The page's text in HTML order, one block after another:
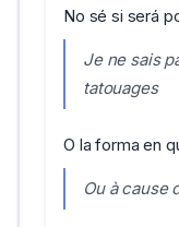
No sé si será
Je ne sais
tatouages
O la forma en
Ou à cause